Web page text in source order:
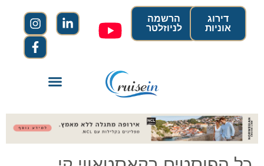
הרשמה
לניוזלטר
דירוג
אוניות